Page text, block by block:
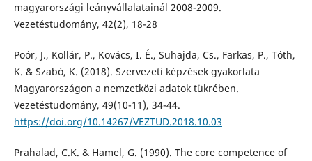
magyarországi leányvállalatainál 2008-2009.
Vezetéstudomány, 42(2), 18-28
Poór, J., Kollár, P., Kovács, I. É., Suhajda, Cs., Farkas, P., Tóth,
K. & Szabó, K. (2018). Szervezeti képzések gyakorlata
Magyarországon a nemzetközi adatok tükrében.
Vezetéstudomány, 49(10-11), 34-44.
https://doi.org/10.14267/VEZTUD.2018.10.03
Prahalad, C.K. & Hamel, G. (1990). The core competence of